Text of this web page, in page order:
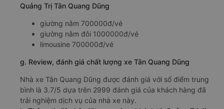
Quảng Trị Tân Quang Dũng
giường nằm 700000đ/vé
giường nằm đôi 1000000đ/vé
limousine 700000đ/vé
g. Review, đánh giá chất lượng xe Tân Quang Dũng
Nhà xe Tân Quang Dũng được đánh giá với số điểm trung
bình là 3.7/5 dựa trên 2999 đánh giá của khách hàng đã
trải nghiệm dịch vụ của nhà xe này.